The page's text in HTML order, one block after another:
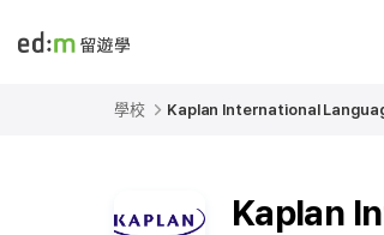
學校 Kaplan International
Kaplan